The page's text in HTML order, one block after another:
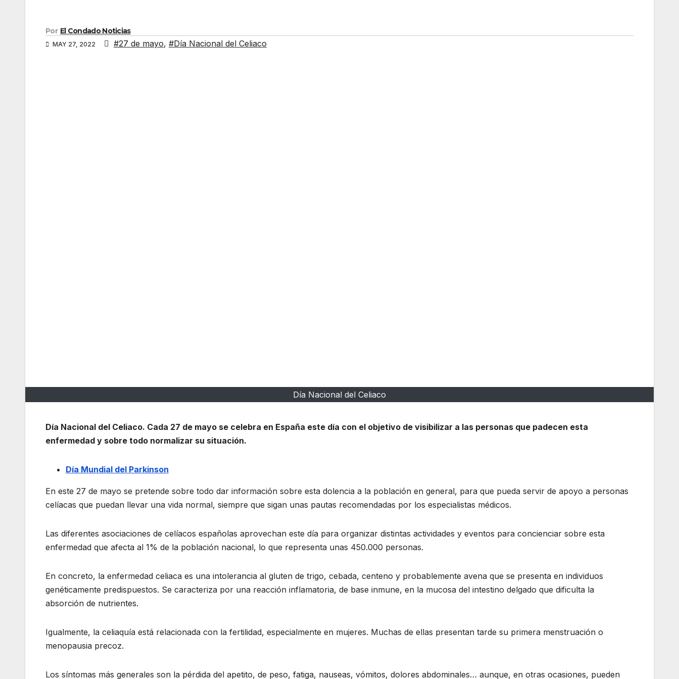
Por El Condado Noticias
MAY 27, 2022 #27 de mayo, #Día Nacional del Celiaco
Día Nacional del Celiaco
Día Nacional del Celiaco. Cada 27 de mayo se celebra en España este día con el objetivo de visibilizar a las personas que padecen esta
enfermedad y sobre todo normalizar su situación.
Día Mundial del Parkinson
En este 27 de mayo se pretende sobre todo dar información sobre esta dolencia a la población en general, para que pueda servir de apoyo a personas
celíacas que puedan llevar una vida normal, siempre que sigan unas pautas recomendadas por los especialistas médicos.
Las diferentes asociaciones de celíacos españolas aprovechan este día para organizar distintas actividades y eventos para concienciar sobre esta
enfermedad que afecta al 1% de la población nacional, lo que representa unas 450.000 personas.
En concreto, la enfermedad celiaca es una intolerancia al gluten de trigo, cebada, centeno y probablemente avena que se presenta en individuos
genéticamente predispuestos. Se caracteriza por una reacción inflamatoria, de base inmune, en la mucosa del intestino delgado que dificulta la
absorción de nutrientes.
Igualmente, la celiaquía está relacionada con la fertilidad, especialmente en mujeres. Muchas de ellas presentan tarde su primera menstruación o
menopausia precoz.
Los síntomas más generales son la pérdida del apetito, de peso, fatiga, nauseas, vómitos, dolores abdominales… aunque, en otras ocasiones, pueden